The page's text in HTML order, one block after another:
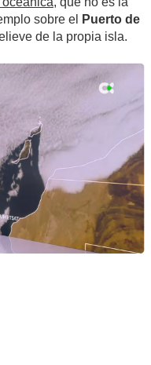
sobre el
Puerto de
de la propia isla.